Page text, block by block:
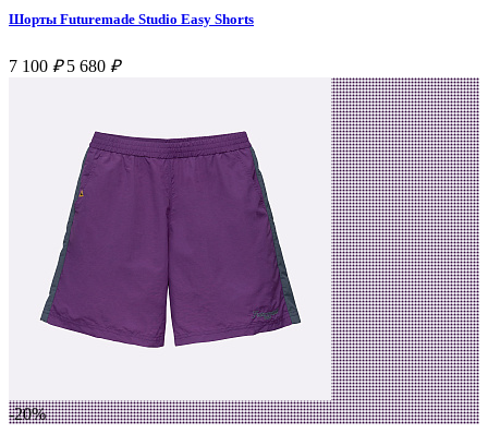
Шорты Futuremade Studio Easy Shorts
7 100 ₽ 5 680 ₽
-20%